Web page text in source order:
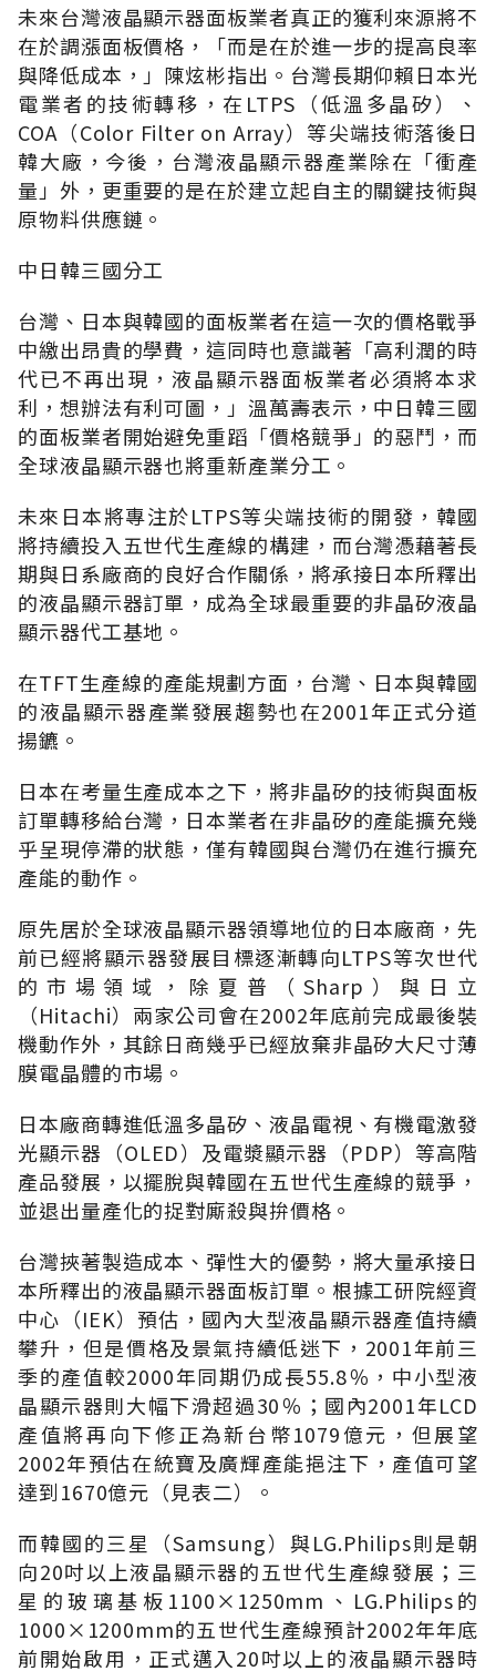
未來台灣液晶顯示器面板業者真正的獲利來源將不
在於調漲面板價格，「而是在於進一步的提高良率
與降低成本，」陳炫彬指出。台灣長期仰賴日本光
電業者的技術轉移，在LTPS（低溫多晶矽）、
COA（Color Filter on Array）等尖端技術落後日
韓大廠，今後，台灣液晶顯示器產業除在「衝產
量」外，更重要的是在於建立起自主的關鍵技術與
原物料供應鏈。
中日韓三國分工
台灣、日本與韓國的面板業者在這一次的價格戰爭
中繳出昂貴的學費，這同時也意識著「高利潤的時
代已不再出現，液晶顯示器面板業者必須將本求
利，想辦法有利可圖，」溫萬壽表示，中日韓三國
的面板業者開始避免重蹈「價格競爭」的惡鬥，而
全球液晶顯示器也將重新產業分工。
未來日本將專注於LTPS等尖端技術的開發，韓國
將持續投入五世代生產線的構建，而台灣憑藉著長
期與日系廠商的良好合作關係，將承接日本所釋出
的液晶顯示器訂單，成為全球最重要的非晶矽液晶
顯示器代工基地。
在TFT生產線的產能規劃方面，台灣、日本與韓國
的液晶顯示器產業發展趨勢也在2001年正式分道
揚鑣。
日本在考量生產成本之下，將非晶矽的技術與面板
訂單轉移給台灣，日本業者在非晶矽的產能擴充幾
乎呈現停滯的狀態，僅有韓國與台灣仍在進行擴充
產能的動作。
原先居於全球液晶顯示器領導地位的日本廠商，先
前已經將顯示器發展目標逐漸轉向LTPS等次世代
的市場領域，除夏普（Sharp）與日立
（Hitachi）兩家公司會在2002年底前完成最後裝
機動作外，其餘日商幾乎已經放棄非晶矽大尺寸薄
膜電晶體的市場。
日本廠商轉進低溫多晶矽、液晶電視、有機電激發
光顯示器（OLED）及電漿顯示器（PDP）等高階
產品發展，以擺脫與韓國在五世代生產線的競爭，
並退出量產化的捉對廝殺與拚價格。
台灣挾著製造成本、彈性大的優勢，將大量承接日
本所釋出的液晶顯示器面板訂單。根據工研院經資
中心（IEK）預估，國內大型液晶顯示器產值持續
攀升，但是價格及景氣持續低迷下，2001年前三
季的產值較2000年同期仍成長55.8％，中小型液
晶顯示器則大幅下滑超過30％；國內2001年LCD
產值將再向下修正為新台幣1079億元，但展望
2002年預估在統寶及廣輝產能挹注下，產值可望
達到1670億元（見表二）。
而韓國的三星（Samsung）與LG.Philips則是朝
向20吋以上液晶顯示器的五世代生產線發展；三
星的玻璃基板1100×1250mm、LG.Philips的
1000×1200mm的五世代生產線預計2002年年底
前開始啟用，正式邁入20吋以上的液晶顯示器時